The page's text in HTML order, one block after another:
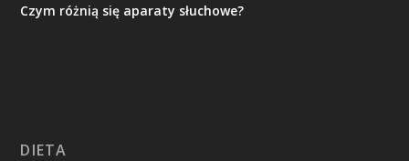
Czym różnią się aparaty słuchowe?
DIETA